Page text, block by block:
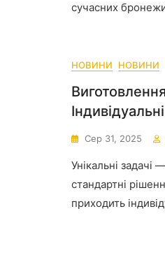
сучасних
НОВИНИ НОВИНИ
Сер 31, 2025
Унікальні задачі
стандартні
приходить